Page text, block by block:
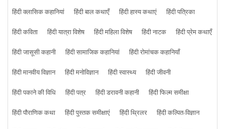
हिंदी क्लासिक कहानियां
हिंदी बाल कथाएँ हिंदी हास्य कथाएं
हिंदी पत्रिका
हिंदी कविता
हिंदी यात्रा विशेष हिंदी महिला विशेष हिंदी नाटक
हिंदी प्रेम कथाएँ
हिंदी जासूसी कहानी
हिंदी सामाजिक कहानियां
हिंदी रोमांचक कहानियाँ
हिंदी मानवीय विज्ञान
हिंदी मनोविज्ञान हिंदी स्वास्थ्य
हिंदी जीवनी
हिंदी पकाने की विधि
हिंदी पत्र हिंदी डरावनी कहानी
हिंदी फिल्म समीक्षा
हिंदी पौराणिक कथा
हिंदी पुस्तक समीक्षाएं हिंदी थ्रिलर
हिंदी कल्पित-विज्ञान